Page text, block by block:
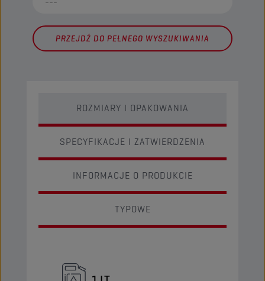
PRZEJDŹ DO PEŁNEGO WYSZUKIWANIA
ROZMIARY I OPAKOWANIA
SPECYFIKACJE I ZATWIERDZENIA
INFORMACJE O PRODUKCIE
TYPOWE